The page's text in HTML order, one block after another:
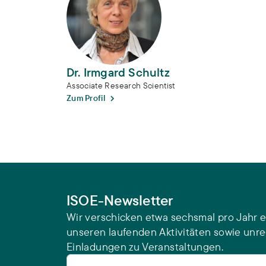
Dr. Irmgard Schultz
Associate Research Scientist
Zum Profil
ISOE-Newsletter
Wir verschicken etwa sechsmal pro Jahr
unseren laufenden Aktivitäten sowie
Einladungen zu Veranstaltungen.